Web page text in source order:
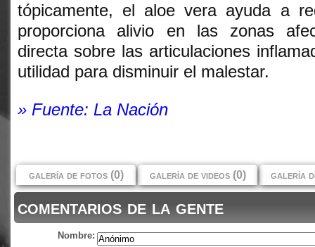
tópicamente, el aloe vera ayuda a
proporciona alivio en las zonas
directa sobre las articulaciones
utilidad para disminuir el malestar.
» Fuente: La Nación
galería de fotos (0) galería de videos (0) galería
comentarios de la gente
Nombre: